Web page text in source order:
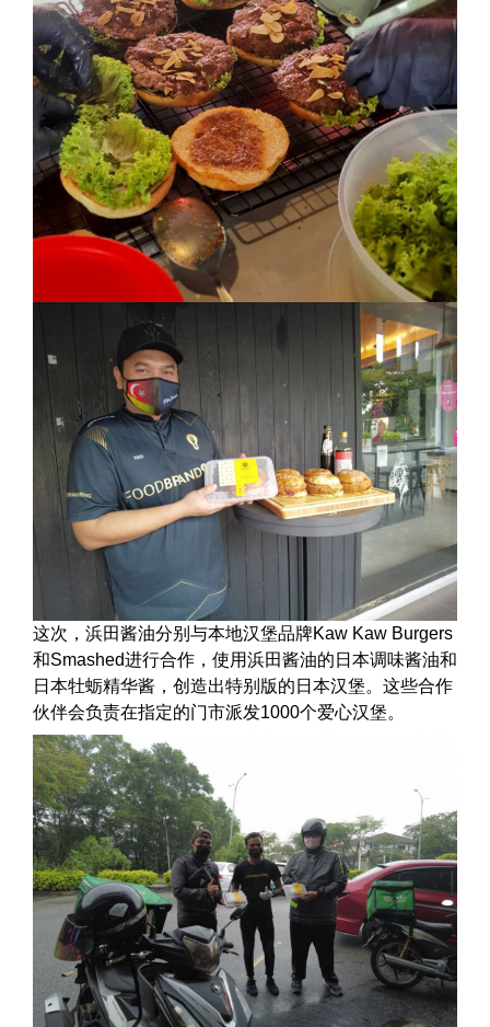
这次，浜田酱油分别与本地汉堡品牌Kaw Kaw Burgers
和Smashed进行合作，使用浜田酱油的日本调味酱油和
日本牡蛎精华酱，创造出特别版的日本汉堡。这些合作
伙伴会负责在指定的门市派发1000个爱心汉堡。